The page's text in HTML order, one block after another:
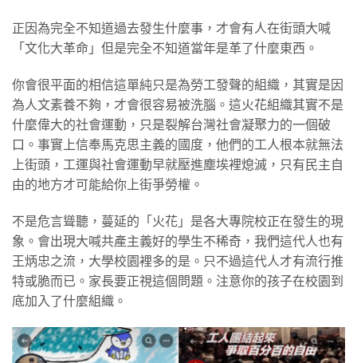
正因為完全不知道過去發生什麼事，才會有人在街頭大喊
「文化大革命」但是完全不知道當年是革了什麼東西。
你會很平面的相信這單純只是為勞工發聲的組織，其實是因
為人文素養不夠，才會很容易被洗腦。這火花組織其實不是
什麼偉大的社會運動，只是裂解台灣社會凝聚力的一個破
口。事實上信奉馬克思主義的國度，他們的工人根本就無法
上街頭，工運與社會運動早就壓進塵埃裡熄滅，只有民主自
由的地方才可能給你上街爭勞權。
不是危言聳聽，蔓延的「火花」是各大專院校正在發生的現
象。會出現大喊共產主義好的學生不稀奇，我們這代人也有
王炳忠之流，大學校園裡多的是。只不過這代人才有流行推
特或脆而已。家長要正視這個問題。注意你的孩子在校園到
底加入了什麼組織。